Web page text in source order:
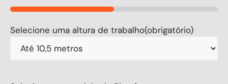
50%
Selecione uma altura de trabalho(obrigatório)